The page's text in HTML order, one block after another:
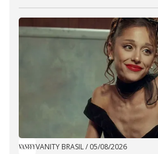
VANITY BRASIL/ 05/08/2026